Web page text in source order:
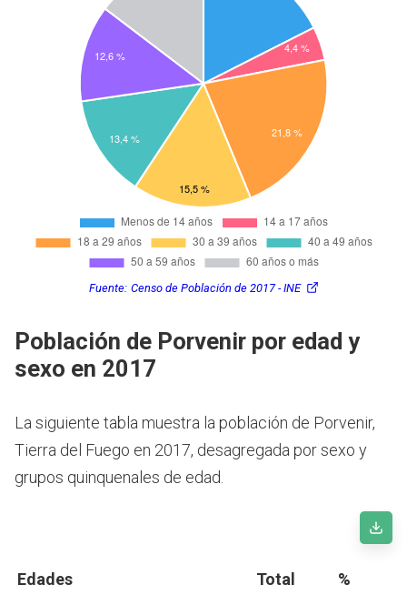
Fuente: Censo de Población de 2017 - INE
Población de Porvenir por edad y
sexo en 2017
La siguiente tabla muestra la población de Porvenir,
Tierra del Fuego en 2017, desagregada por sexo y
grupos quinquenales de edad.
Edades Total %